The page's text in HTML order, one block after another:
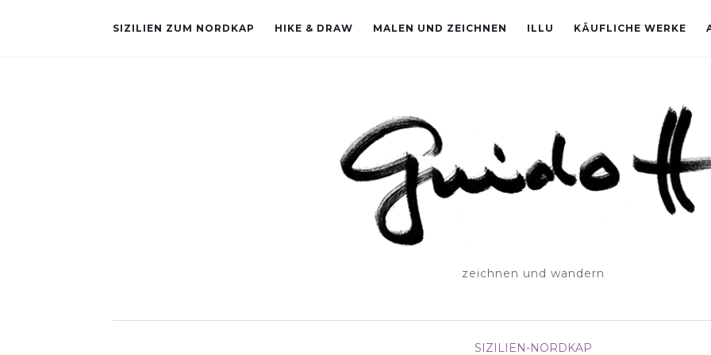
SIZILIEN ZUM NORDKAP HIKE & DRAW MALEN UND ZEICHNEN ILLU KÄUFLICHE WERKE
zeichnen und wandern
SIZILIEN-NORDKAP